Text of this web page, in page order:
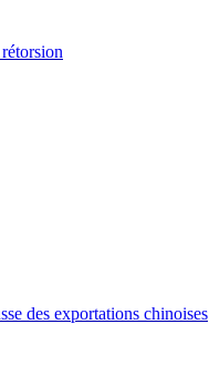
des exportations chinoises